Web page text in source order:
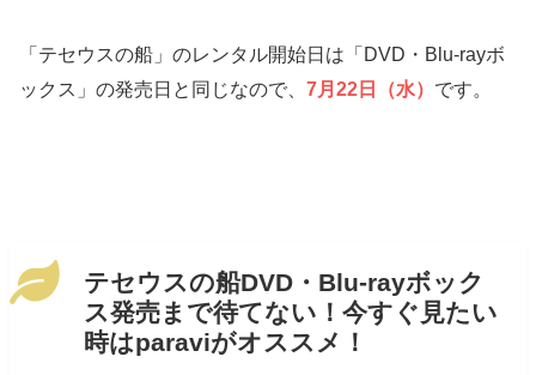
「テセウスの船」のレンタル開始日は「DVD・Blu-rayボ
ックス」の発売日と同じなので、7月22日（水） です。
テセウスの船DVD・Blu-rayボック
ス発売まで待てない！今すぐ見たい
時はparaviがオススメ！